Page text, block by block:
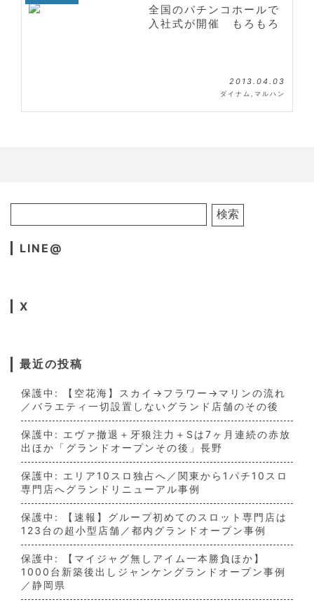
全国のパチンコホールで
入社式が開催 もろもろ
2013.04.03
ダイナム , マルハン
LINE@
X
最近の投稿
保護中: 【空花海】スカイ→フラワー→マリンの流れ
／バラエティ一切設置しないグランド店舗のその後
保護中: エヴァ撤退＋牙狼注力＋Sは7ヶ月連続の赤放
出ほか「グランドオープンその後」長野
保護中: エリア10スロ独占へ／関東から1パチ10スロ
専門店へグランドリニューアル事例
保護中: 【速報】グループ初めてのスロット専門店は
123台の超小型店舗／都内グランドオープン事例
保護中: 【マイジャグ無しアイム一本勝負ほか】
1000台新築後出しジャンケングランドオープン事例
／静岡県